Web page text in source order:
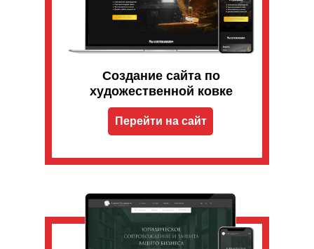
Создание сайта по
художественной ковке
Перейти на сайт